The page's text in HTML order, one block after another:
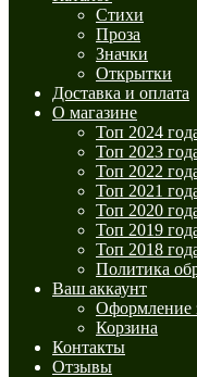
Стихи
Проза
Значки
Открытки
Доставка и оплата
О магазине
Топ 2024
Топ 2023
Топ 2022
Топ 2021
Топ 2020
Топ 2019
Топ 2018
Политика
Ваш аккаунт
Оформление
Корзина
Контакты
Отзывы